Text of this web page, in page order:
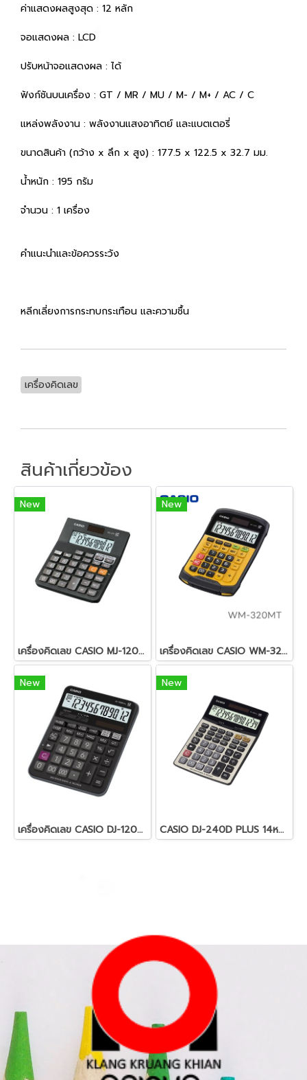
ค่าแสดงผลสูงสุด : 12 หลัก
จอแสดงผล : LCD
ปรับหน้าจอแสดงผล : ได้
ฟังก์ชันบนเครื่อง : GT / MR / MU / M- / M+ / AC / C
แหล่งพลังงาน : พลังงานแสงอาทิตย์ และแบตเตอรี่
ขนาดสินค้า (กว้าง x ลึก x สูง) : 177.5 x 122.5 x 32.7 มม.
น้ำหนัก : 195 กรัม
จำนวน : 1 เครื่อง
คำแนะนำและข้อควรระวัง
หลีกเลี่ยงการกระทบกระเทือน และความชื้น
เครื่องคิดเลข
สินค้าเกี่ยวข้อง
New
เครื่องคิดเลข CASIO MJ-120D PLUS
New
เครื่องคิดเลข CASIO WM-320MT
New
เครื่องคิดเลข CASIO DJ-120D PLUS
New
CASIO DJ-240D PLUS 14หลัก